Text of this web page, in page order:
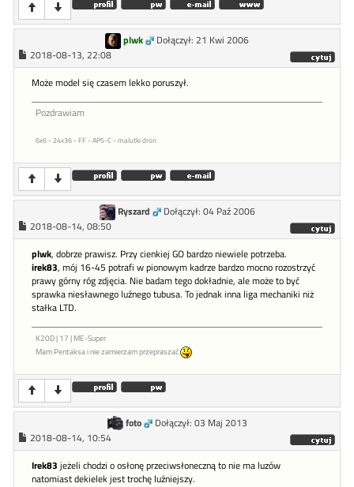
plwk
Dołączył: 21 Kwi 2006
2018-08-13, 22:08
Może model się czasem lekko poruszył.
Pozdrawiam
6x6 - 24x36 - FF - APS-C - malutki dron
Ryszard
Dołączył: 04 Paź 2006
2018-08-14, 08:50
plwk, dobrze prawisz. Przy cienkiej GO bardzo niewiele potrzeba.
irek83, mój 16-45 potrafi w pionowym kadrze bardzo mocno rozostrzyć
prawy górny róg zdjęcia. Nie badam tego dokładnie, ale może to być
sprawka niesławnego luźnego tubusa. To jednak inna liga mechaniki niż
stałka LTD.
K20D | 17 | ME-Super
Mam Pentaksa i nie zamierzam przepraszać
foto
Dołączył: 03 Maj 2013
2018-08-14, 10:54
Irek83 jeżeli chodzi o osłonę przeciwsłoneczną to nie ma luzów
natomiast dekielek jest trochę luźniejszy.